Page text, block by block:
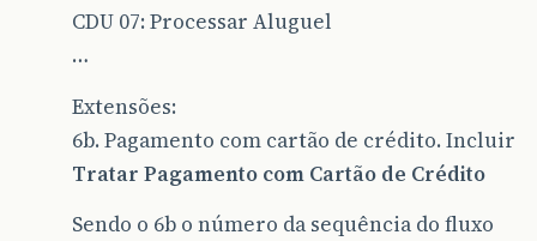
CDU 07: Processar Aluguel
…
Extensões:
6b. Pagamento com cartão de crédito. Incluir
Tratar Pagamento com Cartão de Crédito
Sendo o 6b o número da sequência do fluxo